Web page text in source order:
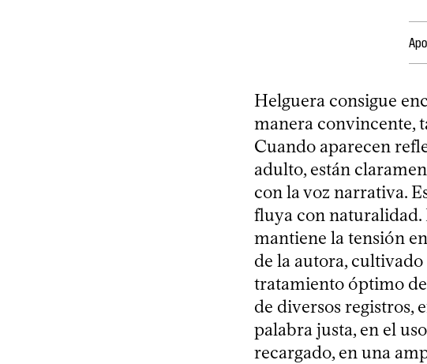
Helguera consigue
manera convincente,
Cuando aparecen
adulto, están
con la voz narrativa.
fluya con naturalidad.
mantiene la tensión
de la autora,
tratamiento óptimo
de diversos registros,
palabra justa, en el
recargado, en una